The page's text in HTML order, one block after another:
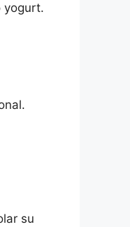
yogurt.
su